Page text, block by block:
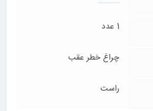
1 عدد
چراغ خطر عقب
راست